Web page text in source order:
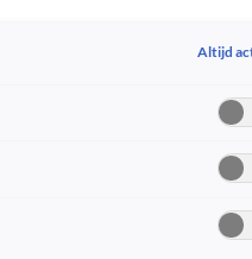
van André Hazes...
Altijd